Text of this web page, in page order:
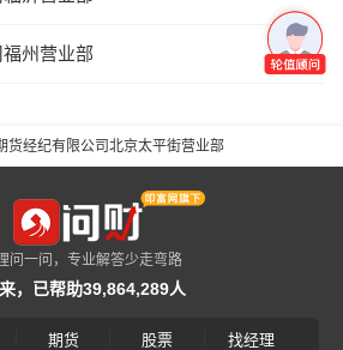
州营业部
货经纪有限公司北京太平街营业部
问一问，专业解答少走弯路
，已帮助39,864,289人
期货 股票 找经理